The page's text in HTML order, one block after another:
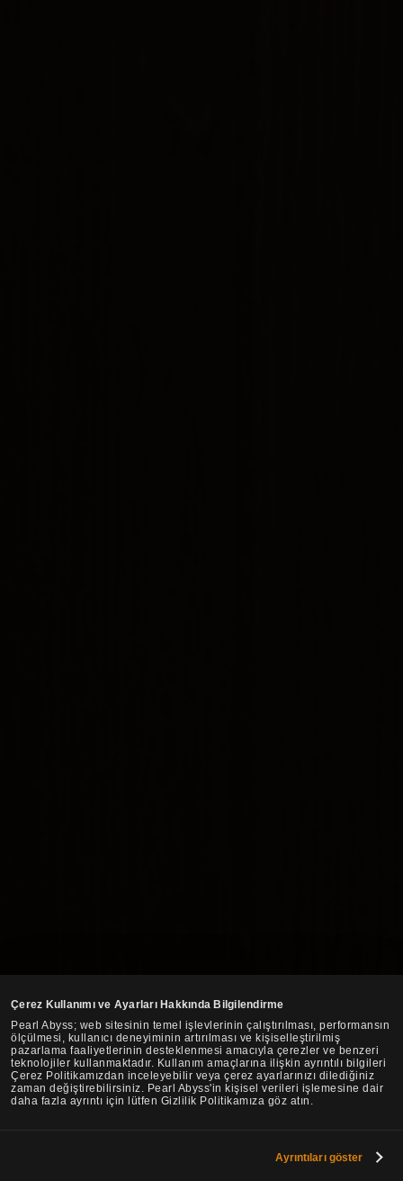
Çerez Kullanımı ve Ayarları Hakkında Bilgilendirme
Pearl Abyss; web sitesinin temel işlevlerinin çalıştırılması, performansın
ölçülmesi, kullanıcı deneyiminin artırılması ve kişiselleştirilmiş
pazarlama faaliyetlerinin desteklenmesi amacıyla çerezler ve benzeri
teknolojiler kullanmaktadır. Kullanım amaçlarına ilişkin ayrıntılı bilgileri
Çerez Politikamızdan inceleyebilir veya çerez ayarlarınızı dilediğiniz
zaman değiştirebilirsiniz. Pearl Abyss'in kişisel verileri işlemesine dair
daha fazla ayrıntı için lütfen Gizlilik Politikamıza göz atın.
Ayrıntıları göster